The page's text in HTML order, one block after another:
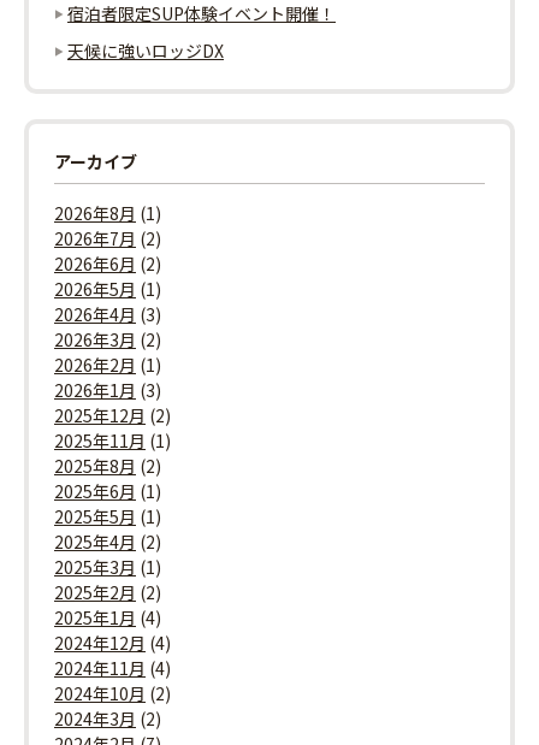
宿泊者限定SUP体験イベント開催！
天候に強いロッジDX
アーカイブ
2026年8月 (1)
2026年7月 (2)
2026年6月 (2)
2026年5月 (1)
2026年4月 (3)
2026年3月 (2)
2026年2月 (1)
2026年1月 (3)
2025年12月 (2)
2025年11月 (1)
2025年8月 (2)
2025年6月 (1)
2025年5月 (1)
2025年4月 (2)
2025年3月 (1)
2025年2月 (2)
2025年1月 (4)
2024年12月 (4)
2024年11月 (4)
2024年10月 (2)
2024年3月 (2)